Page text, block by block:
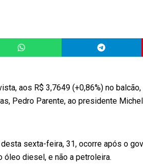
aos R$ 3,7649 (+0,86%) no
Pedro Parente, ao presidente
sexta-feira, 31, ocorre após o
óleo diesel, e não a petroleira.